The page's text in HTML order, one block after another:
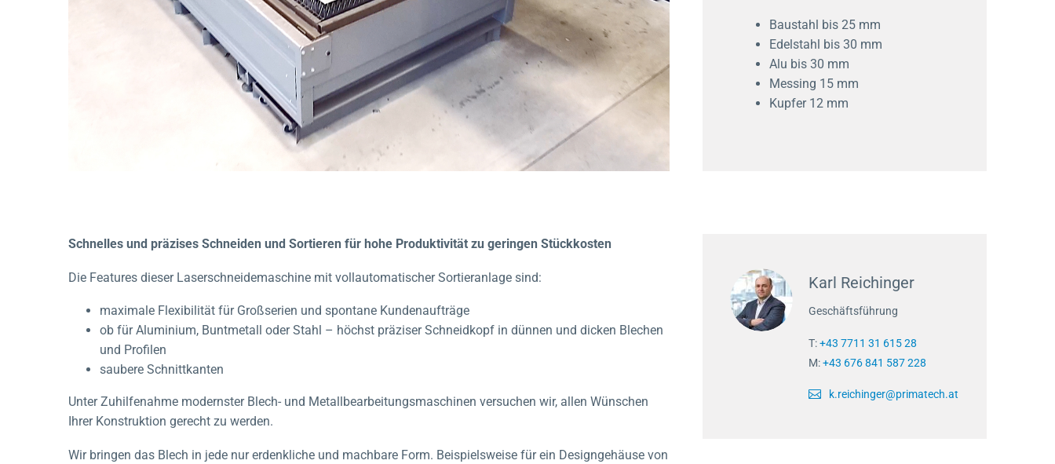
Baustahl bis 25 mm
Edelstahl bis 30 mm
Alu bis 30 mm
Messing 15 mm
Kupfer 12 mm
Schnelles und präzises Schneiden und Sortieren für hohe Produktivität zu geringen Stückkosten
Die Features dieser Laserschneidemaschine mit vollautomatischer Sortieranlage sind:
maximale Flexibilität für Großserien und spontane Kundenaufträge
ob für Aluminium, Buntmetall oder Stahl – höchst präziser Schneidkopf in dünnen und dicken Blechen
und Profilen
saubere Schnittkanten
Unter Zuhilfenahme modernster Blech- und Metallbearbeitungsmaschinen versuchen wir, allen Wünschen
Ihrer Konstruktion gerecht zu werden.
Wir bringen das Blech in jede nur erdenkliche und machbare Form. Beispielsweise für ein Designgehäuse von
Karl Reichinger
Geschäftsführung
T:+43 7711 31 615 28
M:+43 676 841 587 228
k.reichinger@primatech.at